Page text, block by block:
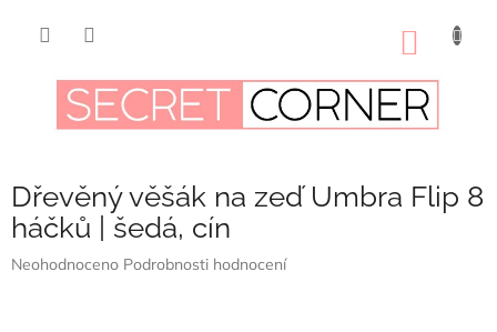
Dřevěný věšák na zeď Umbra Flip 8
háčků | šedá, cín
Průměrné
Neohodnoceno Podrobnosti hodnocení